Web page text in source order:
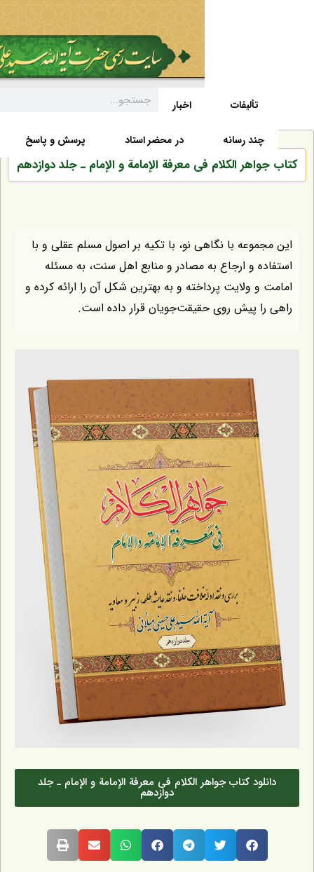
صفحه نخست زندگی نامه اخبار
پرسش و پاسخ در محضر استاد
الکلام فی معرفة الإمامة و الإمام ـ جلد دوازدهم
با نگاهی نو، با تکیه بر اصول مسلم عقلی و با
و ارجاع به مصادر و منابع اهل سنت، به مسئله
ولایت پرداخته و به بهترین شکل آن را ارائه کرده و
پیش روی حقیقت‌جویان قرار داده است.
کتاب جواهر الکلام فی معرفة الإمامة و الإمام ـ جلد
دوازدهم